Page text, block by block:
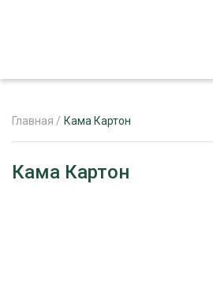
ЖУРНАЛ «ЛЕСНОЙ КОМПЛЕКС»
Главная / Кама Картон
Кама Картон